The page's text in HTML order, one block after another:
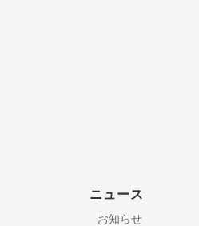
ニュース
お知らせ